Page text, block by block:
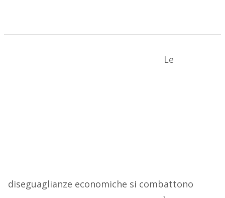
Le
diseguaglianze economiche si combattono